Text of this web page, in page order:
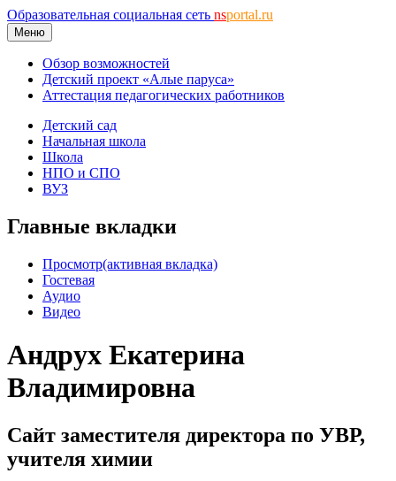
Образовательная социальная сеть nsportal.ru
Меню
Обзор возможностей
Детский проект «Алые паруса»
Аттестация педагогических работников
Детский сад
Начальная школа
Школа
НПО и СПО
ВУЗ
Главные вкладки
Просмотр(активная вкладка)
Гостевая
Аудио
Видео
Андрух Екатерина
Владимировна
Сайт заместителя директора по УВР,
учителя химии